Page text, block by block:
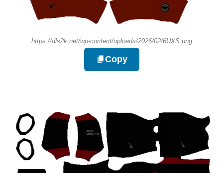
https://dls2k.net/wp-content/uploads/2026/02/6UXS.png
Copy